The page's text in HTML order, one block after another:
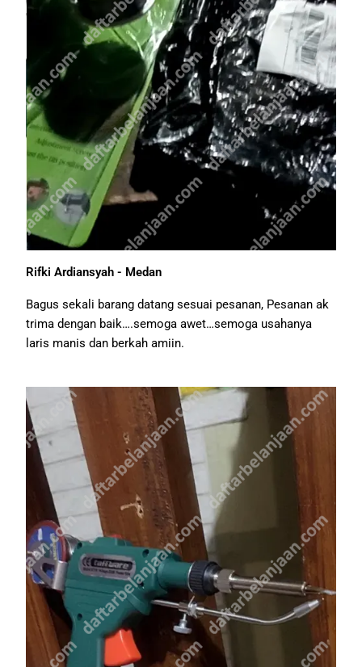
Rifki Ardiansyah - Medan
Bagus sekali barang datang sesuai pesanan, Pesanan ak
trima dengan baik….semoga awet…semoga usahanya
laris manis dan berkah amiin.